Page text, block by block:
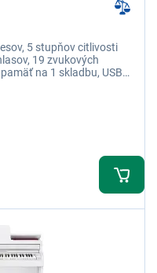
5 stupňov citlivosti
19 zvukových
na 1 skladbu, USB